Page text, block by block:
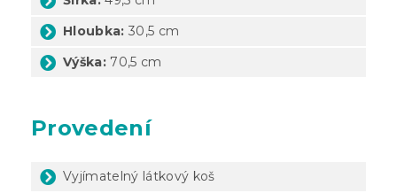
Hloubka: 30,5 cm
Výška: 70,5 cm
Provedení
Vyjímatelný látkový koš